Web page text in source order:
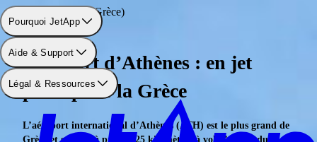
Pourquoi JetApp
Aide & Support
Légal & Ressources
Aéroport: Athènes (Grèce)
Aéroport d’Athènes : en jet
privé pour la Grèce
L’aéroport international d’Athènes (ATH) est le plus grand de
Grèce et se situe à près de 25 kilomètres à vol d’oiseau du